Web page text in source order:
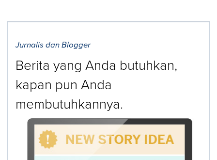
Jurnalis dan Blogger
Berita yang Anda butuhkan,
kapan pun Anda
membutuhkannya.